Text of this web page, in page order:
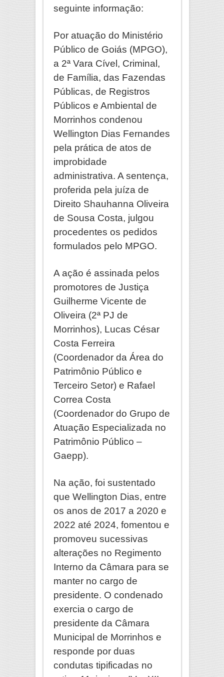
seguinte informação:
Por atuação do Ministério
Público de Goiás (MPGO),
a 2ª Vara Cível, Criminal,
de Família, das Fazendas
Públicas, de Registros
Públicos e Ambiental de
Morrinhos condenou
Wellington Dias Fernandes
pela prática de atos de
improbidade
administrativa. A sentença,
proferida pela juíza de
Direito Shauhanna Oliveira
de Sousa Costa, julgou
procedentes os pedidos
formulados pelo MPGO.
A ação é assinada pelos
promotores de Justiça
Guilherme Vicente de
Oliveira (2ª PJ de
Morrinhos), Lucas César
Costa Ferreira
(Coordenador da Área do
Patrimônio Público e
Terceiro Setor) e Rafael
Correa Costa
(Coordenador do Grupo de
Atuação Especializada no
Patrimônio Público –
Gaepp).
Na ação, foi sustentado
que Wellington Dias, entre
os anos de 2017 a 2020 e
2022 até 2024, fomentou e
promoveu sucessivas
alterações no Regimento
Interno da Câmara para se
manter no cargo de
presidente. O condenado
exercia o cargo de
presidente da Câmara
Municipal de Morrinhos e
responde por duas
condutas tipificadas no